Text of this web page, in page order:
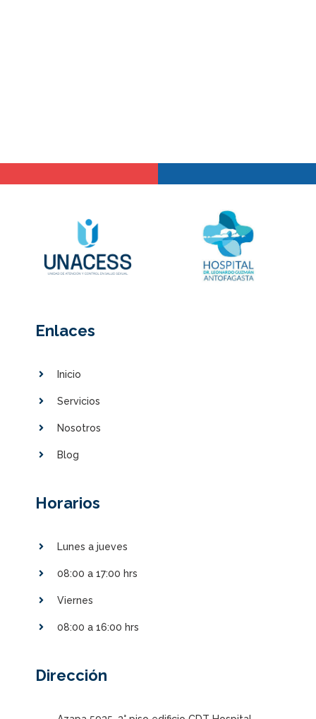
Enlaces
Inicio
Servicios
Nosotros
Blog
Horarios
Lunes a jueves
08:00 a 17:00 hrs
Viernes
08:00 a 16:00 hrs
Dirección